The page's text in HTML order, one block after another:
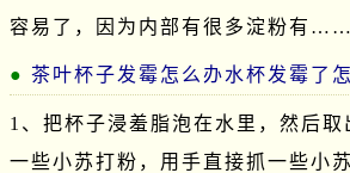
容易了，因为内部有很多淀粉有……
茶叶杯子发霉怎么办水杯发霉了
1、把杯子浸羞脂泡在水里，然后取
一些小苏打粉，用手直接抓一些小